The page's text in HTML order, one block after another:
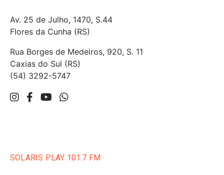
Av. 25 de Julho, 1470, S.44
Flores da Cunha (RS)
Rua Borges de Medeiros, 920, S. 11
Caxias do Sul (RS)
(54) 3292-5747
SOLARIS PLAY 101.7 FM